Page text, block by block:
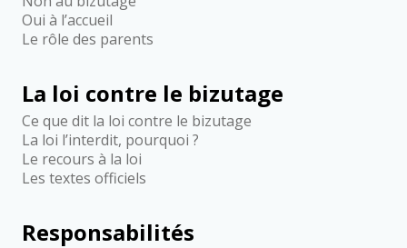
Oui à l’accueil
Le rôle des parents
La loi contre le bizutage
Ce que dit la loi contre le bizutage
La loi l’interdit, pourquoi ?
Le recours à la loi
Les textes officiels
Responsabilités